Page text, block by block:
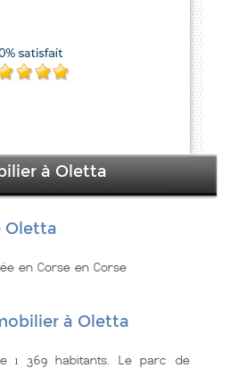
à Oletta
Oletta
en Corse en Corse
à Oletta
1 369 habitants. Le parc de